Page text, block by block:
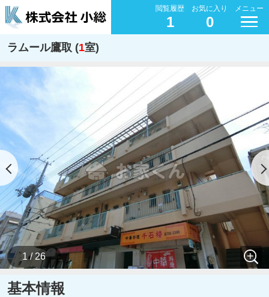
閲覧履歴
1
お気に入り
0
メニュー
ラムール鷹取 (1室)
1 / 26
基本情報